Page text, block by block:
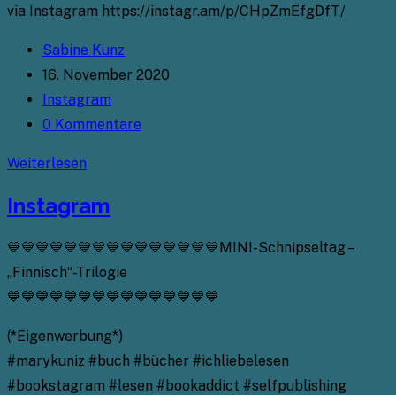
via Instagram https://instagr.am/p/CHpZmEfgDfT/
Beitrags-
Autor:
Sabine Kunz
Beitrag
veröffentlicht:
16. November 2020
Beitrags-
Kategorie:
Instagram
Beitrags-
0 Kommentare
Weiterlesen
Instagram
💙💙💙💙💙💙💙💙💙💙💙💙💙💙💙MINI-Schnipseltag –
„Finnisch“-Trilogie
💙💙💙💙💙💙💙💙💙💙💙💙💙💙💙
(*Eigenwerbung*)
#marykuniz #buch #bücher #ichliebelesen
#bookstagram #lesen #bookaddict #selfpublishing